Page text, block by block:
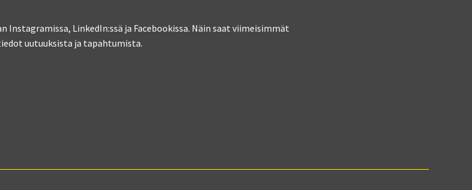
Instagramissa, LinkedIn:ssä ja Facebookissa. Näin saat viimeisimmät
uutuuksista ja tapahtumista.